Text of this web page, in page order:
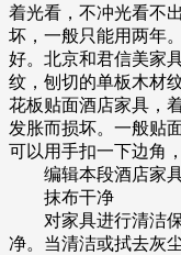
着光看，不冲光看不
坏，一般只能用两年
好。北京和君信美家
纹，刨切的单板木材
花板贴面酒店家具，
发胀而损坏。一般贴
可以用手扣一下边角
编辑本段酒店家具
抹布干净
对家具进行清洁保
净。当清洁或拭去灰